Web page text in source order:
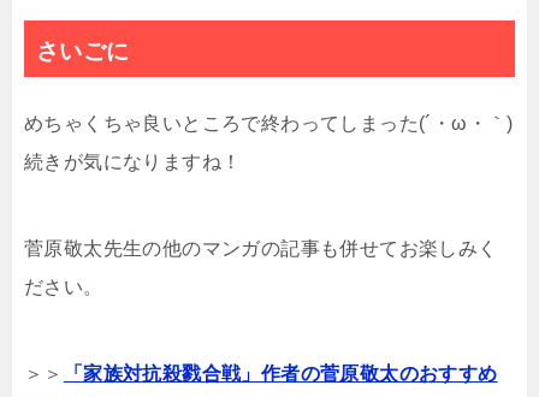
さいごに
めちゃくちゃ良いところで終わってしまった(´・ω・｀)
続きが気になりますね！
菅原敬太先生の他のマンガの記事も併せてお楽しみく
ださい。
＞＞
「家族対抗殺戮合戦」作者の菅原敬太のおすすめ